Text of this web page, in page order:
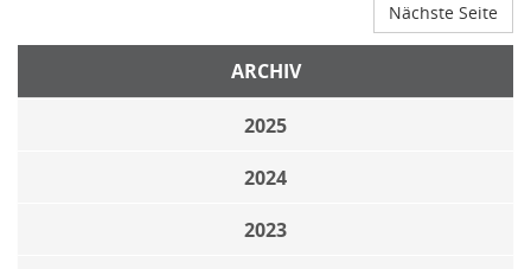
Nächste Seite
ARCHIV
2025
2024
2023